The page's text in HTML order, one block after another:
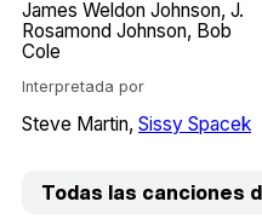
James Weldon Johnson J.
Rosamond Johnson Bob
Cole
Interpretada por
Steve Martin Sissy Spacek
Todas las canciones